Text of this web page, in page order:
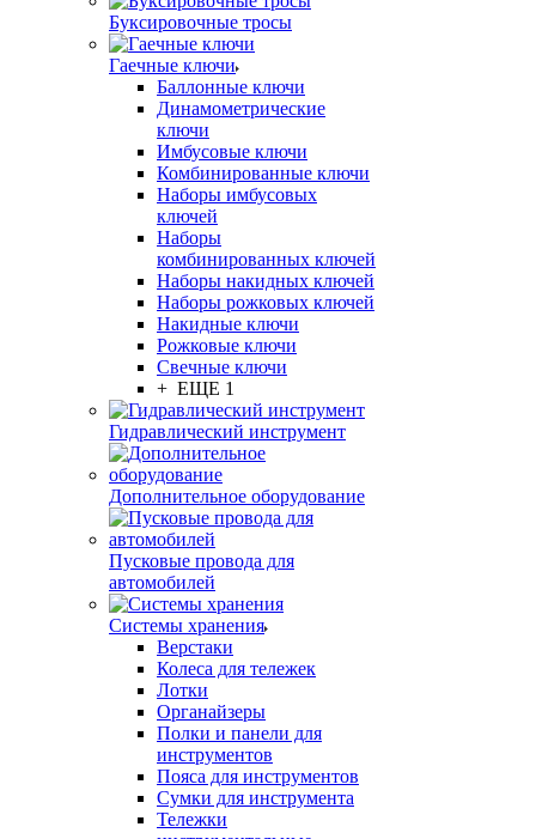
Буксировочные тросы
Гаечные ключи
Баллонные ключи
Динамометрические
ключи
Имбусовые ключи
Комбинированные ключи
Наборы имбусовых
ключей
Наборы
комбинированных ключей
Наборы накидных ключей
Наборы рожковых ключей
Накидные ключи
Рожковые ключи
Свечные ключи
+ ЕЩЕ 1
Гидравлический инструмент
Дополнительное оборудование
Пусковые провода для
автомобилей
Системы хранения
Верстаки
Колеса для тележек
Лотки
Органайзеры
Полки и панели для
инструментов
Пояса для инструментов
Сумки для инструмента
Тележки